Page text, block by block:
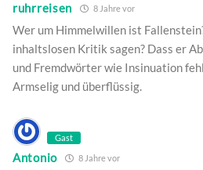
ruhrreisen 8 Jahre vor
Wer um Himmelwillen ist
inhaltslosen Kritik sagen? Dass er
und Fremdwörter wie Insinuation
Armselig und überflüssig.
Gast
Antonio 8 Jahre vor